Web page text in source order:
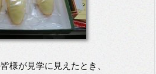
様が見学に見えたとき、